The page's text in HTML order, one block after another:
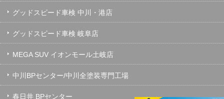
グッドスピード車検 中川・港店
グッドスピード車検 岐阜店
MEGA SUV イオンモール土岐店
中川BPセンター/中川全塗装専門工場
春日井 BPセンター